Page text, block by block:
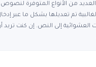
من الأنواع المتوفرة لنصوص
تم تعديلها بشكل ما عبر إدخال
العشوائية إلى النص. إن كنت